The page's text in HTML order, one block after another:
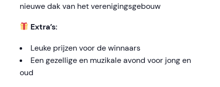
nieuwe dak van het verenigingsgebouw
Extra’s:
Leuke prijzen voor de winnaars
Een gezellige en muzikale avond voor jong en
oud